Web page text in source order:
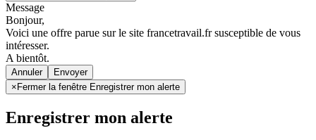
Message
Bonjour,
Voici une offre parue sur le site francetravail.fr susceptible de vous
intéresser.
A bientôt.
Annuler
× Fermer la fenêtre Enregistrer mon alerte
Enregistrer mon alerte